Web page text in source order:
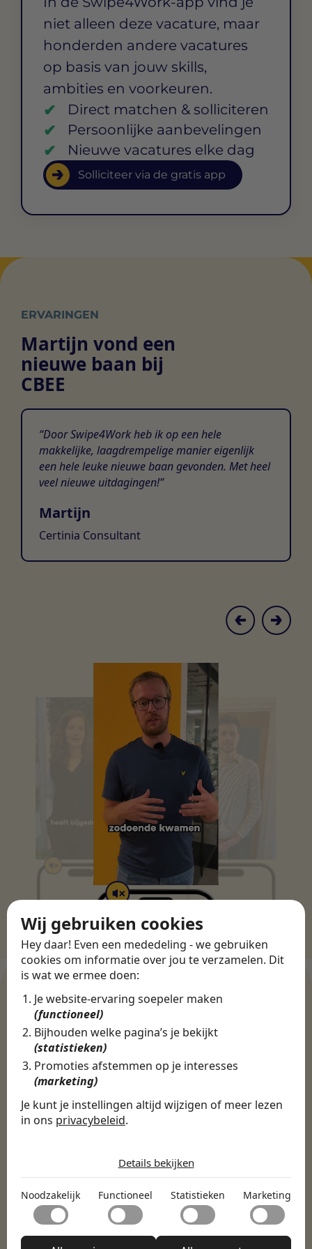
Wij gebruiken cookies
Hey daar! Even een mededeling - we gebruiken
cookies om informatie over jou te verzamelen. Dit
is wat we ermee doen:
Je website-ervaring soepeler maken
(functioneel)
Bijhouden welke pagina’s je bekijkt
(statistieken)
Promoties afstemmen op je interesses
(marketing)
Je kunt je instellingen altijd wijzigen of meer lezen
in ons privacybeleid.
Noodzakelijk
Noodzakelijke cookies helpen een website bruikbaar te
maken door basisfuncties zoals paginanavigatie en
toegang tot beveiligde delen van de website mogelijk te
maken. Zonder deze cookies kan de website niet naar
Functioneel
onthouden welke de manier waarop de website zich
Statistieken
Details bekijken
Noodzakelijk Functioneel Statistieken Marketing
niet alleen deze vacature, maar
honderden andere vacatures
op basis van jouw skills,
ambities en voorkeuren.
Direct matchen & solliciteren
Persoonlijke aanbevelingen
Nieuwe vacatures elke dag
Solliciteer via de gratis app
ERVARINGEN
Martijn vond een
nieuwe baan bij
CBEE
Door Swipe4Work heb ik op een hele
makkelijke, laagdrempelige manier eigenlijk
een hele leuke nieuwe baan gevonden. Met heel
veel nieuwe uitdagingen!
Martijn
Certinia Consultant
Ontdek meer dan 500+
werkgevers
Finance, HR & administratie ICT
Horeca & Retail
Marketing & Communicatie
Zorg & Welzijn